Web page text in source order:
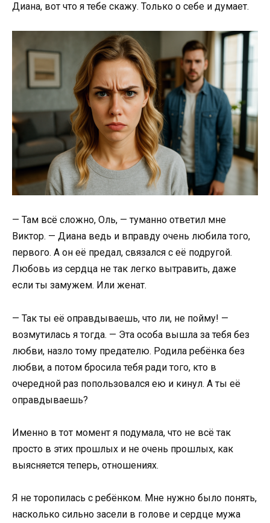
Диана, вот что я тебе скажу. Только о себе и думает.
— Там всё сложно, Оль, — туманно ответил мне
Виктор. — Диана ведь и вправду очень любила того,
первого. А он её предал, связался с её подругой.
Любовь из сердца не так легко вытравить, даже
если ты замужем. Или женат.
— Так ты её оправдываешь, что ли, не пойму! —
возмутилась я тогда. — Эта особа вышла за тебя без
любви, назло тому предателю. Родила ребёнка без
любви, а потом бросила тебя ради того, кто в
очередной раз попользовался ею и кинул. А ты её
оправдываешь?
Именно в тот момент я подумала, что не всё так
просто в этих прошлых и не очень прошлых, как
выясняется теперь, отношениях.
Я не торопилась с ребёнком. Мне нужно было понять,
насколько сильно засели в голове и сердце мужа